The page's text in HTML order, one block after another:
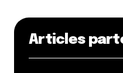
Articles